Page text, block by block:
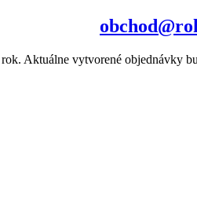
Aktuálne vytvorené objednávky